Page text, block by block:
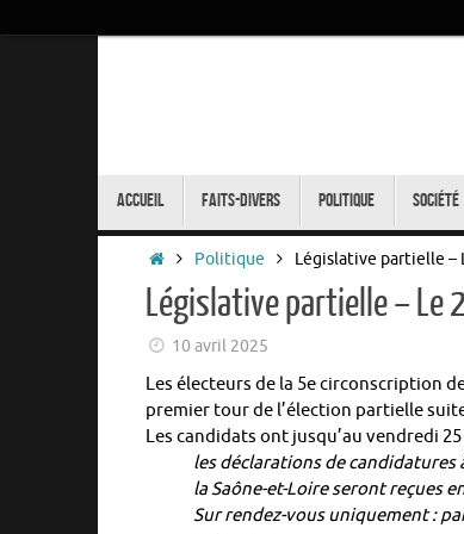
Accueil Faits-Divers Politique Société
Accueil
Politique Législative partielle –
Législative partielle – Le
10 avril 2025
Les électeurs de la 5e circonscription
premier tour de l’élection partielle
Les candidats ont jusqu’au vendredi
les déclarations de
la Saône-et-Loire seront reçues
Sur rendez-vous uniquement :